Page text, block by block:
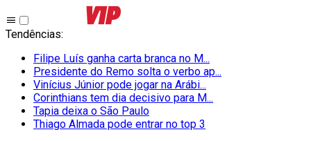
Tendências:
Filipe Luís ganha carta branca no M...
Presidente do Remo solta o verbo ap...
Vinícius Júnior pode jogar na Arábi...
Corinthians tem dia decisivo para M...
Tapia deixa o São Paulo
Thiago Almada pode entrar no top 3